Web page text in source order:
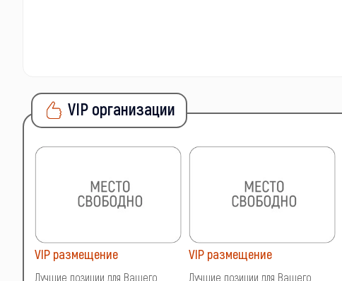
VIP организации
VIP размещение
Лучшие позиции для Вашего
VIP размещение
Лучшие позиции для Вашего